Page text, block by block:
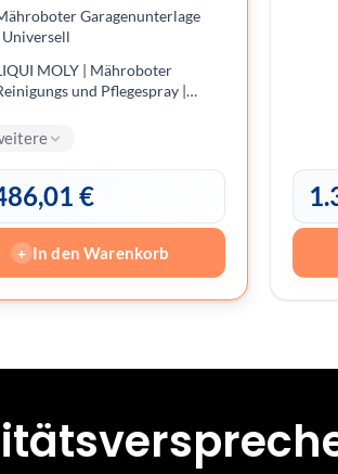
Garagenunterlage
Universell
MOLY | Mähro­boter
und Pfle­ge­spray |
Reinigung
€
+ In den Warenkorb